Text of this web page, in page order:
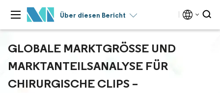
Über diesen Bericht
GLOBALE MARKTGRÖSSE UND M
ARKTANTEILSANALYSE FÜR C
HIRURGISCHE CLIPS – W